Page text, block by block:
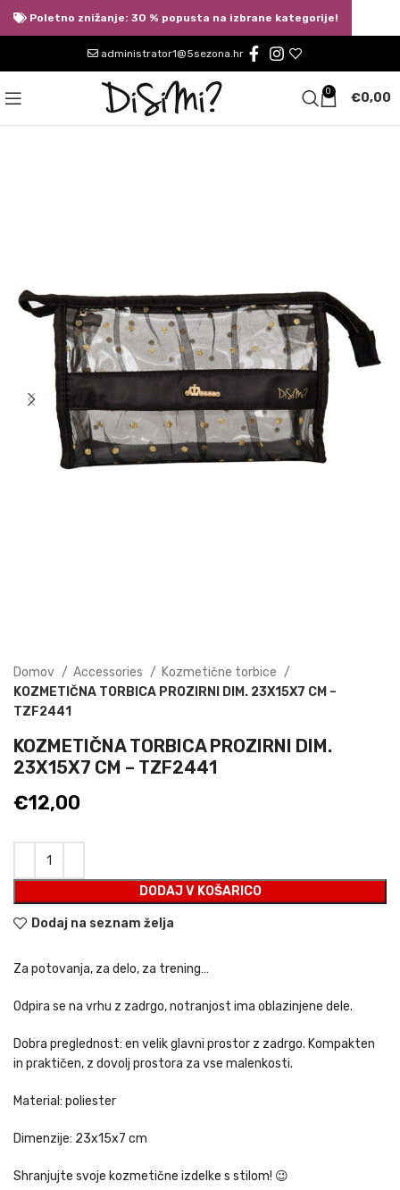
administrator1@5sezona.hr
0 €0,00
Domov Accessories
Kozmetične torbice
KOZMETIČNA TORBICA PROZIRNI DIM. 23X15X7 CM –
TZF2441
KOZMETIČNA TORBICA PROZIRNI DIM.
23X15X7 CM – TZF2441
€12,00
DODAJ V KOŠARICO
Dodaj na seznam želja
Za potovanja, za delo, za trening…
Odpira se na vrhu z zadrgo, notranjost ima oblazinjene dele.
Dobra preglednost: en velik glavni prostor z zadrgo. Kompakten
in praktičen, z dovolj prostora za vse malenkosti.
Material: poliester
Dimenzije: 23x15x7 cm
Shranjujte svoje kozmetične izdelke s stilom! 😉
Poletno znižanje: 30 % popusta na izbrane kategorije!